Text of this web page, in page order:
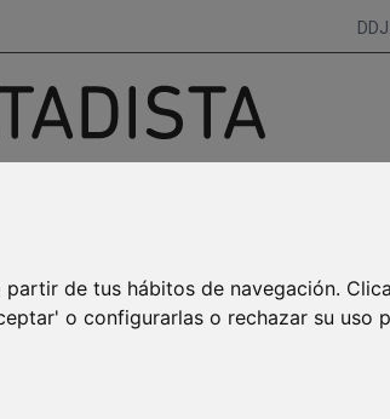
de tus hábitos de navegación.
o configurarlas o rechazar su uso